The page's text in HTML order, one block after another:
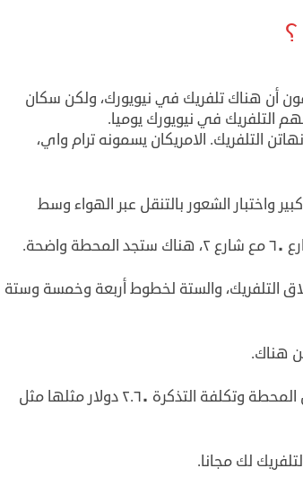
أن هناك تلفريك في نيويورك، ولكن سكان
التلفريك. الامريكان يسمونه ترام واي،
واختبار الشعور بالتنقل عبر الهواء وسط
من مكان انطلاق التلفريك، والستة لخطوط أربعة وخمسة وستة
فور الوصول للمحطة، اقطع تذكرتك من الماكينات التي داخل المحطة وتكلفة التذكرة ٢.٦٠ دولار مثلها مثل
لك مجانا.